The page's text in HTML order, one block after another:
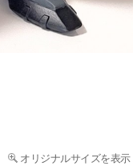
オリジナルサイズを表示